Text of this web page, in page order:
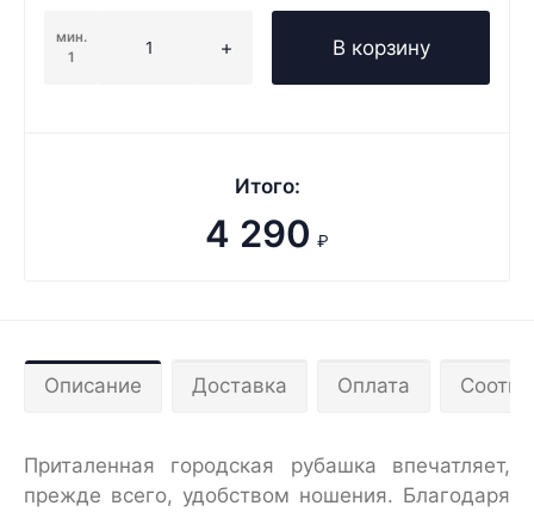
мин.
1
В корзину
Итого:
4 290 ₽
Описание Доставка Оплата
Приталенная городская рубашка впечатляет,
прежде всего, удобством ношения. Благодаря